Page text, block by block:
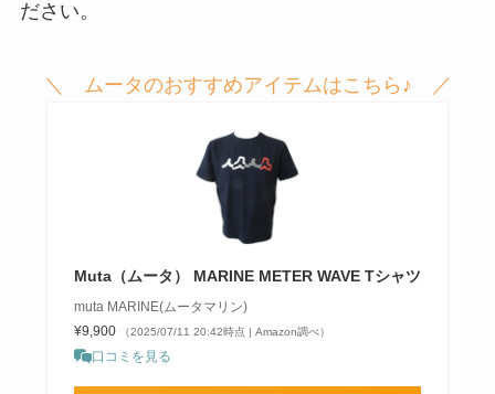
ださい。
＼ ムータのおすすめアイテムはこちら♪ ／
Muta（ムータ） MARINE METER WAVE Tシャツ
muta MARINE(ムータマリン)
¥9,900
（2025/07/11 20:42時点 | Amazon調べ）
口コミを見る